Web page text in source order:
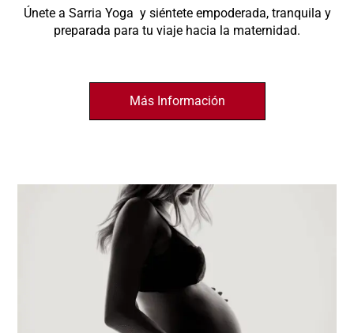
Únete a Sarria Yoga y siéntete empoderada, tranquila y
preparada para tu viaje hacia la maternidad.
Más Información